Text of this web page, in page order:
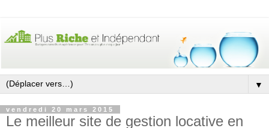
▼
vendredi 20 mars 2015
Le meilleur site de gestion locative en